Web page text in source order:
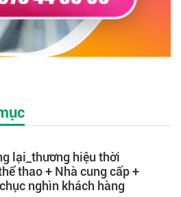
lại_thương hiệu thời
thao + Nhà cung cấp +
nghìn khách hàng